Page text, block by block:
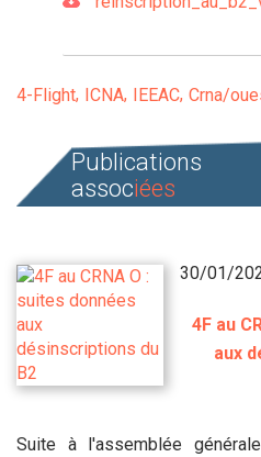
4-Flight ICNA IEEAC Crna/
Publications
associées
30/01/
4F au
aux
Suite à l'assemblée